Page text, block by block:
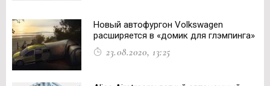
Новый автофургон Volkswagen
расширяется в «домик для глэмпинга»
23.08.2020, 13:25